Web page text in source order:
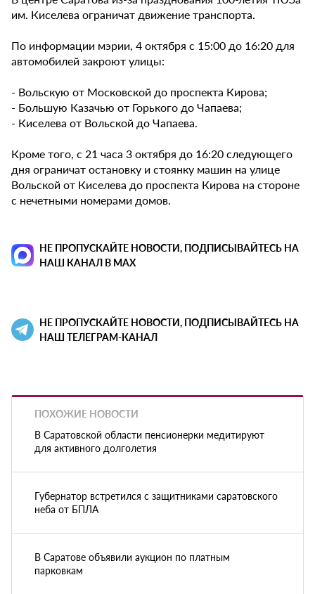
им. Киселева ограничат движение транспорта.
По информации мэрии, 4 октября с 15:00 до 16:20 для
автомобилей закроют улицы:
- Вольскую от Московской до проспекта Кирова;
- Большую Казачью от Горького до Чапаева;
- Киселева от Вольской до Чапаева.
Кроме того, с 21 часа 3 октября до 16:20 следующего
дня ограничат остановку и стоянку машин на улице
Вольской от Киселева до проспекта Кирова на стороне
с нечетными номерами домов.
НЕ ПРОПУСКАЙТЕ НОВОСТИ, ПОДПИСЫВАЙТЕСЬ НА
НАШ КАНАЛ В MAX
НЕ ПРОПУСКАЙТЕ НОВОСТИ, ПОДПИСЫВАЙТЕСЬ НА
НАШ ТЕЛЕГРАМ-КАНАЛ
ПОХОЖИЕ НОВОСТИ
В Саратовской области пенсионерки медитируют
для активного долголетия
Губернатор встретился с защитниками саратовского
неба от БПЛА
В Саратове объявили аукцион по платным
парковкам